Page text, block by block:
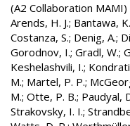
(A2 Collaboration MAMI)
Arends, H. J.; Bantawa, K.
Costanza, S.; Denig, A.;
Gorodnov, I.; Gradl, W.;
Keshelashvili, I.;
M.; Martel, P. P.;
M.; Otte, P. B.; Paudyal,
Strakovsky, I. I.;